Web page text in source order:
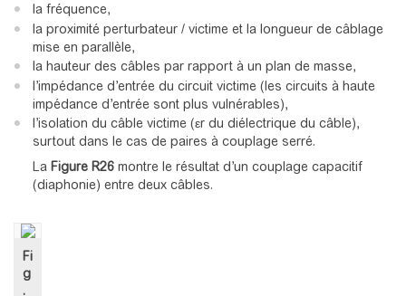
la fréquence,
la proximité perturbateur / victime et la longueur de câblage
mise en parallèle,
la hauteur des câbles par rapport à un plan de masse,
l’impédance d’entrée du circuit victime (les circuits à haute
impédance d’entrée sont plus vulnérables),
l’isolation du câble victime (εr du diélectrique du câble),
surtout dans le cas de paires à couplage serré.
La Figure R26 montre le résultat d’un couplage capacitif
(diaphonie) entre deux câbles.
Fi
g
.